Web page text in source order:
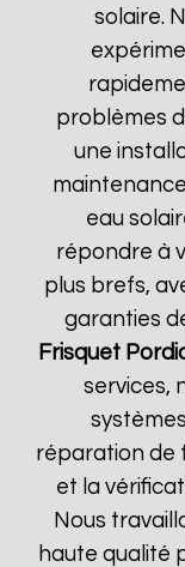
solaire.
problèmes
une
eau
répondre à
plus brefs,
garanties
Frisquet
services,
réparation de
et la
Nous
haute qualité